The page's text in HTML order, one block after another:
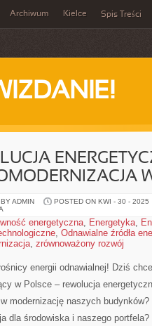
Archiwum Kielce Spis Treści
ADMIN POSTED ON KWI - 30 - 2025
energetyczna, Energetyka,
, Odnawialne źródła
, zrównoważony rozwój
energii​ odnawialnej! Dziś
w Polsce – rewolucja
modernizację naszych
dla środowiska i naszego